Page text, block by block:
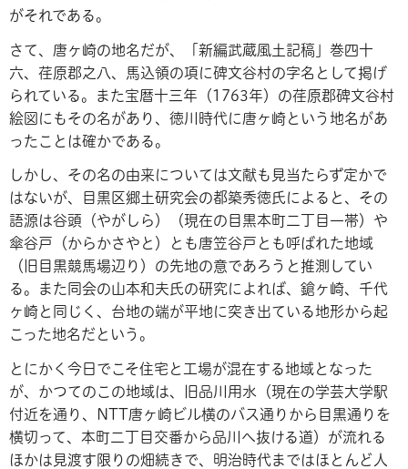
がそれである。
さて、唐ヶ崎の地名だが、「新編武蔵風土記稿」巻四十
六、荏原郡之八、馬込領の項に碑文谷村の字名として掲げ
られている。また宝暦十三年（1763年）の荏原郡碑文谷村
絵図にもその名があり、徳川時代に唐ヶ崎という地名があ
ったことは確かである。
しかし、その名の由来については文献も見当たらず定かで
はないが、目黒区郷土研究会の都築秀徳氏によると、その
語源は谷頭（やがしら）（現在の目黒本町二丁目一帯）や
傘谷戸（からかさやと）とも唐笠谷戸とも呼ばれた地域
（旧目黒競馬場辺り）の先地の意であろうと推測してい
る。また同会の山本和夫氏の研究によれば、鎗ヶ崎、千代
ヶ崎と同じく、台地の端が平地に突き出ている地形から起
こった地名だという。
とにかく今日でこそ住宅と工場が混在する地域となった
が、かつてのこの地域は、旧品川用水（現在の学芸大学駅
付近を通り、NTT唐ヶ崎ビル横のバス通りから目黒通りを
横切って、本町二丁目交番から品川へ抜ける道）が流れる
ほかは見渡す限りの畑続きで、明治時代まではほとんど人